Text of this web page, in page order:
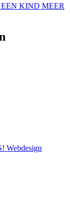
KIND MEER
Webdesign